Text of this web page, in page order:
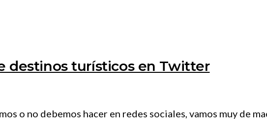
destinos turísticos en Twitter
o no debemos hacer en redes sociales, vamos muy de